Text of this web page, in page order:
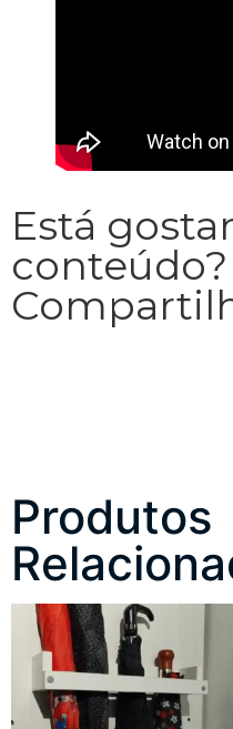
Está
conteúdo?
Produtos